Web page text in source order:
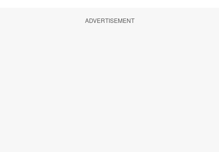
ADVERTISEMENT